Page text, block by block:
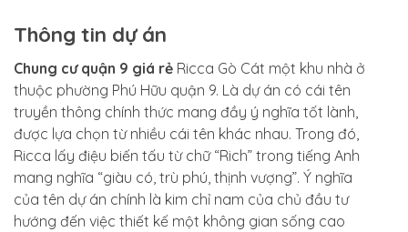
Thông tin dự án
Chung cư quận 9 giá rẻ Ricca Gò Cát một khu nhà ở
thuộc phường Phú Hữu quận 9. Là dự án có cái tên
truyền thông chính thức mang đầy ý nghĩa tốt lành,
được lựa chọn từ nhiều cái tên khác nhau. Trong đó,
Ricca lấy điệu biến tấu từ chữ “Rich” trong tiếng Anh
mang nghĩa “giàu có, trù phú, thịnh vượng”. Ý nghĩa
của tên dự án chính là kim chỉ nam của chủ đầu tư
hướng đến việc thiết kế một không gian sống cao